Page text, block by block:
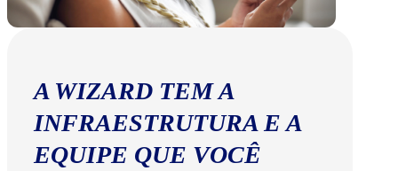
A WIZARD TEM A
INFRAESTRUTURA E A
EQUIPE QUE VOCÊ